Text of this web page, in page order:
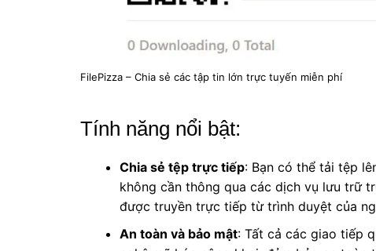
FilePizza – Chia sẻ các tập tin lớn trực tuyến miễn phí
Tính năng nổi bật:
Chia sẻ tệp trực tiếp: Bạn có thể tải tệp
không cần thông qua các dịch vụ lưu trữ
được truyền trực tiếp từ trình duyệt của
An toàn và bảo mật: Tất cả các giao tiếp